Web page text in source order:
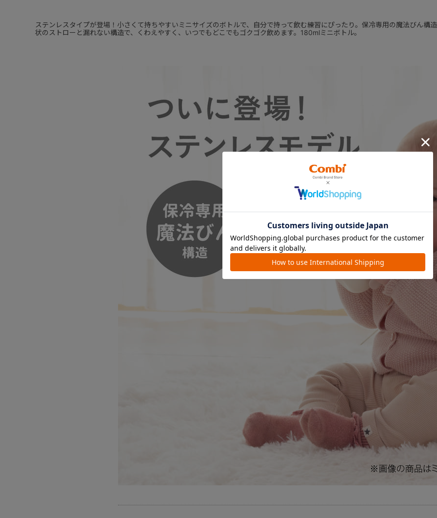
ステンレスタイプが登場！小さくて持ちやすいミニサイズのボトルで、自分で持って飲む練習にぴったり。保冷専用の魔法びん構
状のストローと漏れない構造で、くわえやすく、いつでもどこでもゴクゴク飲めます。180mlミニボトル。